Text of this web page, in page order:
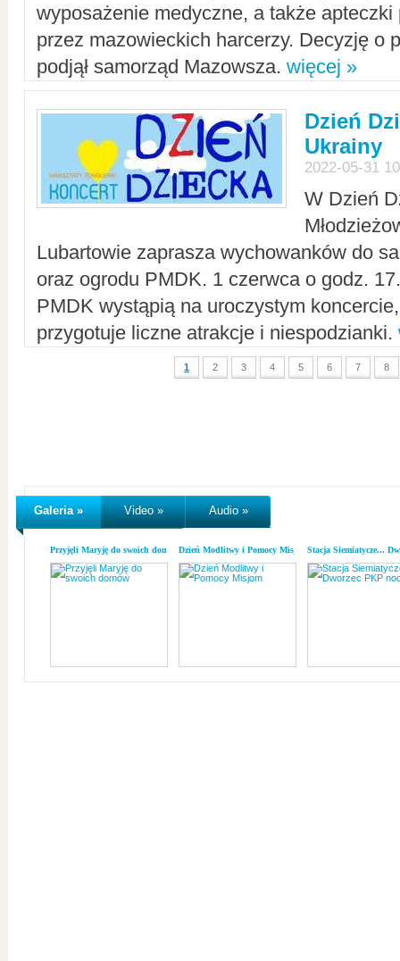
wyposażenie medyczne, a także apteczki
przez mazowieckich harcerzy. Decyzję o
podjął samorząd Mazowsza. więcej »
Dzień
Ukrainy
2022-05-31
W Dzień
Lubartowie zaprasza wychowanków do
oraz ogrodu PMDK. 1 czerwca o godz.
PMDK wystąpią na uroczystym
przygotuje liczne atrakcje i niespodzianki.
1 2 3 4 5 6 7 8
Galeria » Video » Audio »
Przyjęli Maryję do swoich domówDzień Modlitwy i Pomocy MisjomStacja Siemiatycze...